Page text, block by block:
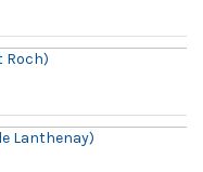
Roch)
Lanthenay)